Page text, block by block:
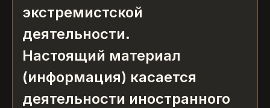
экстремистской
деятельности.
Настоящий материал
(информация) касается
деятельности иностранного